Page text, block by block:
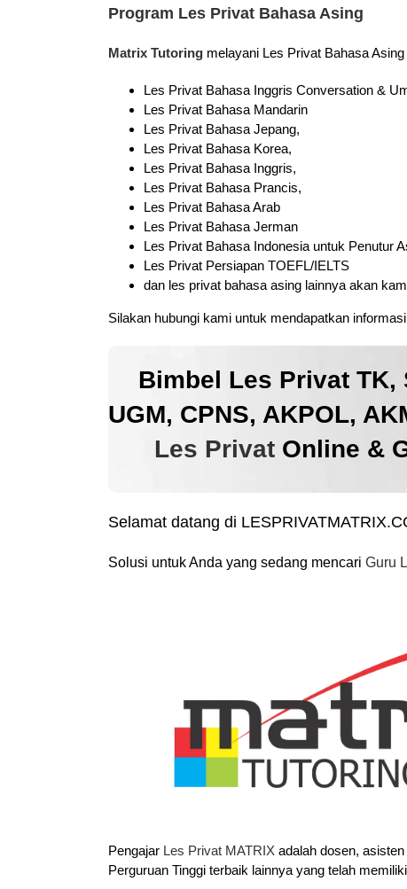
Program Les Privat Bahasa Asing
Matrix Tutoring melayani Les Privat Bahasa
Les Privat Bahasa Inggris Conversation &
Les Privat Bahasa Mandarin
Les Privat Bahasa Jepang,
Les Privat Bahasa Korea,
Les Privat Bahasa Inggris,
Les Privat Bahasa Prancis,
Les Privat Bahasa Arab
Les Privat Bahasa Jerman
Les Privat Bahasa Indonesia untuk Penutur
Les Privat Persiapan TOEFL/IELTS
dan les privat bahasa asing lainnya akan
Silakan hubungi kami untuk mendapatkan
Bimbel Les Privat TK,
UGM, CPNS, AKPOL,
Les PrivatOnline &
Selamat datang di
Solusi untuk Anda yang sedang mencari Guru
Pengajar Les Privat MATRIX adalah dosen,
Perguruan Tinggi terbaik lainnya yang telah